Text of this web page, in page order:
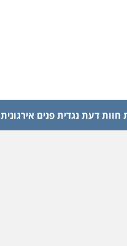
דעת נגדית פנים אירגונית